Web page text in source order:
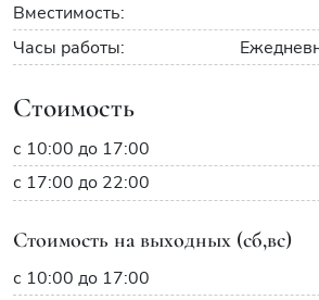
Вместимость:
Часы работы:
Стоимость
с 10:00 до 17:00
с 17:00 до 22:00
Стоимость на выходных (сб,вс)
с 10:00 до 17:00